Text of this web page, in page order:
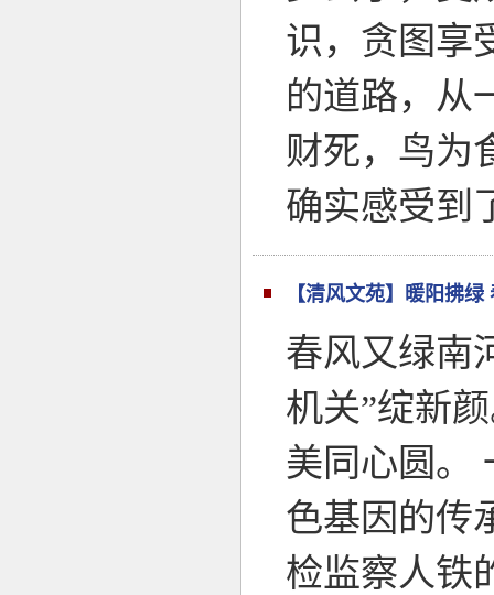
识，贪图享
的道路，从
财死，鸟为
确实感受到
【清风文苑】暖阳拂
春风又绿南
机关”绽新
美同心圆。
色基因的传
检监察人铁